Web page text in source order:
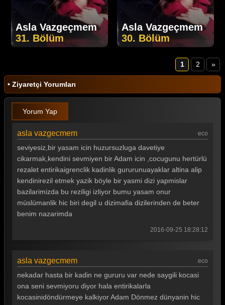
Asla Vazgeçmem
31. Bölüm
Asla Vazgeçmem
30. Bölüm
1 2 »
• Ziyaretçi Yorumları
Yorum Yap
asla vazgecmem eco
seviyesiz,bir yasam icin huzursuzluga davetiye
cikarmak,kendini sevmiyen bir Adam icin ,cocugunu hertürlü
rezalet entirikaigrenclik kadinlik gururunuayaklar altina alip
kendinirezil etmek yazik böyle bir yasmi dizi yapmislar
bazilarimizda bu reziligi izliyor bumu yasam onur
müslümanlik hic biri degil u dizimafia dizilerinden de beter
benim nazarimda
2016-09-25 18:28:12
asla vazgecmem eco
nekadar hasta bir kadin ne gururu var nede saygili kocasi
ona seni sevmiyoru diyor hala entirikalarla
kocasinidöndürmeye kalkiyor Adam Dönmez dünyanin hic